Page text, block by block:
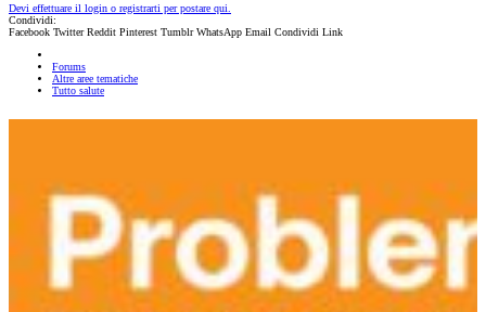
Devi effettuare il login o registrarti per postare qui.
Condividi:
Facebook Twitter Reddit Pinterest Tumblr WhatsApp Email Condividi Link
Forums
Altre aree tematiche
Tutto salute